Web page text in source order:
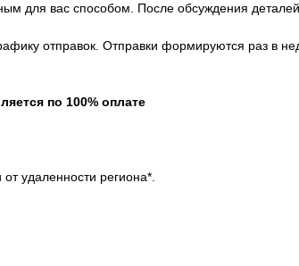
для вас способом. После обсуждения
отправок. Отправки формируются раз в
по 100% оплате
удаленности региона*.